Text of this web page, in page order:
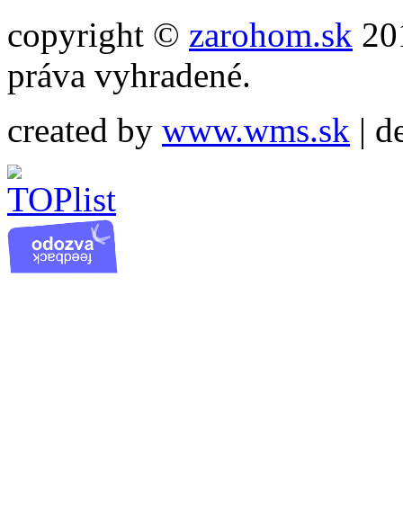
copyright © zarohom.sk
práva vyhradené.
created by www.wms.sk |